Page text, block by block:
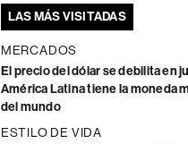
LAS MÁS VISITADAS
MERCADOS
El precio del dólar se debilita en
América Latina tiene la moneda
del mundo
ESTILO DE VIDA